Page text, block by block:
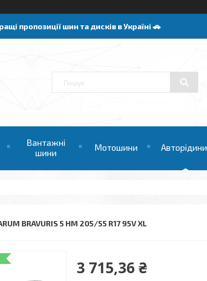
пропозиції шин та дисків в Україні 🚗
Вантажні
шини
Мотошини Авторідини
BRAVURIS 5 HM 205/55 R17 95V XL
3 715,36 ₴